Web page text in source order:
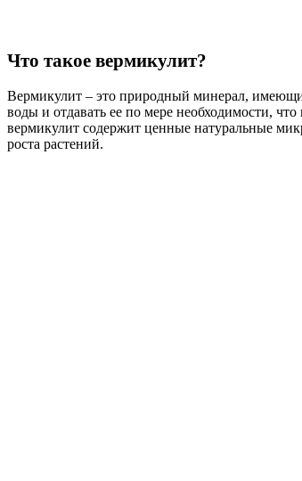
Что такое вермикулит?
Вермикулит – это природный минерал,
воды и отдавать ее по мере необходимости,
вермикулит содержит ценные натуральные
роста растений.